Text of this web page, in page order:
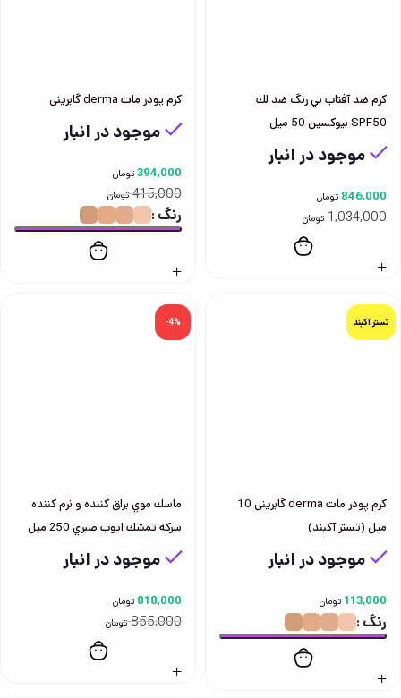
كرم ضد آفتاب بي رنگ ضد لك
SPF50 بيوكسين 50 ميل
موجود در انبار
1,034,000 تومان
846,000 تومان
کرم پودر مات derma گابرینی
موجود در انبار
415,000 تومان
394,000تومان
رنگ
تستر آکبند
کرم پودر مات derma گابرینی 10
میل (تستر آکبند)
موجود در انبار
113,000 تومان
رنگ
-4%
ماسك موي براق كننده و نرم كننده
سركه تمشك ايوب صبري 250 ميل
موجود در انبار
855,000 تومان
818,000 تومان